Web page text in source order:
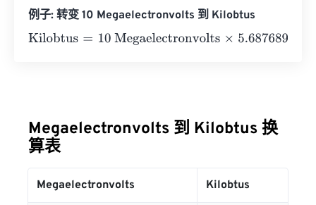
例子: 转变 10 Megaelectronvolts 到 Kilobtus
Kilobtus=10 Megaelectronvolts×5.687689138743355
Megaelectronvolts 到 Kilobtus 换
算表
Megaelectronvolts Kilobtus